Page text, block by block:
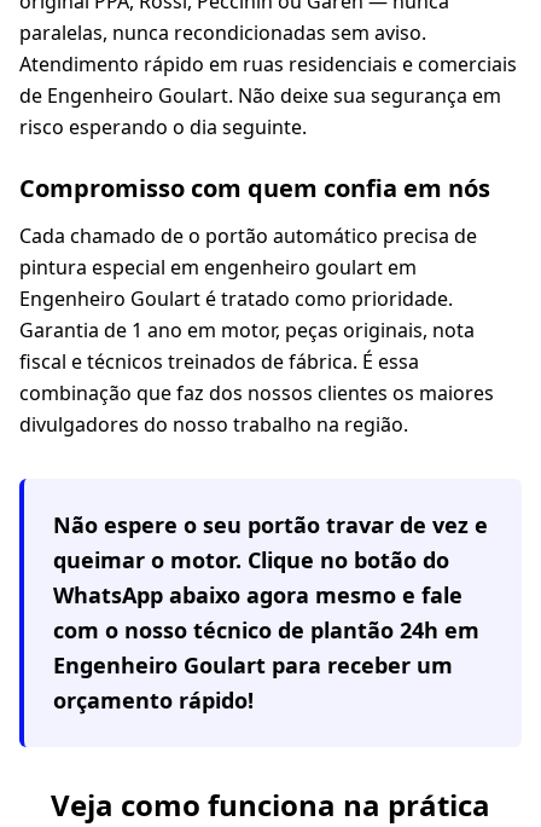
paralelas, nunca recondicionadas sem aviso.
Atendimento rápido em ruas residenciais e comerciais
de Engenheiro Goulart. Não deixe sua segurança em
risco esperando o dia seguinte.
Compromisso com quem confia em nós
Cada chamado de o portão automático precisa de
pintura especial em engenheiro goulart em
Engenheiro Goulart é tratado como prioridade.
Garantia de 1 ano em motor, peças originais, nota
fiscal e técnicos treinados de fábrica. É essa
combinação que faz dos nossos clientes os maiores
divulgadores do nosso trabalho na região.
Não espere o seu portão travar de vez e
queimar o motor. Clique no botão do
WhatsApp abaixo agora mesmo e fale
com o nosso técnico de plantão 24h em
Engenheiro Goulart para receber um
orçamento rápido!
Veja como funciona na prática